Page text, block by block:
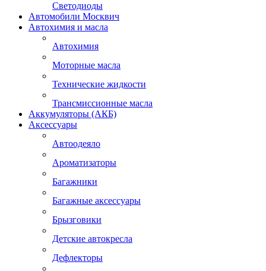
Светодиоды
Автомобили Москвич
Автохимия и масла
Автохимия
Моторные масла
Технические жидкости
Трансмиссионные масла
Аккумуляторы (АКБ)
Аксессуары
Автоодеяло
Ароматизаторы
Багажники
Багажные аксессуары
Брызговики
Детские автокресла
Дефлекторы